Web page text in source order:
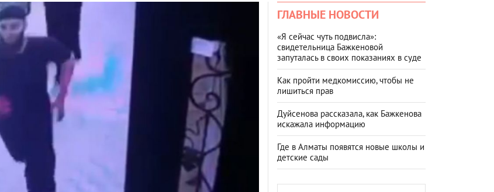
ГЛАВНЫЕ НОВОСТИ
«Я сейчас чуть подвисла»:
свидетельница Бажкеновой
запуталась в своих показаниях в суде
Как пройти медкомиссию, чтобы не
лишиться прав
Дуйсенова рассказала, как Бажкенова
искажала информацию
Где в Алматы появятся новые школы и
детские сады